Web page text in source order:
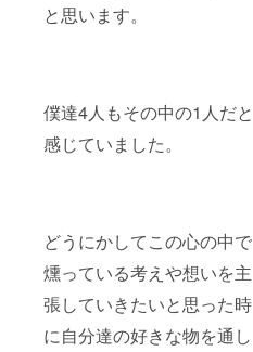
と思います。
僕達4人もその中の1人だと
感じていました。
どうにかしてこの心の中で
燻っている考えや想いを主
張していきたいと思った時
に自分達の好きな物を通し